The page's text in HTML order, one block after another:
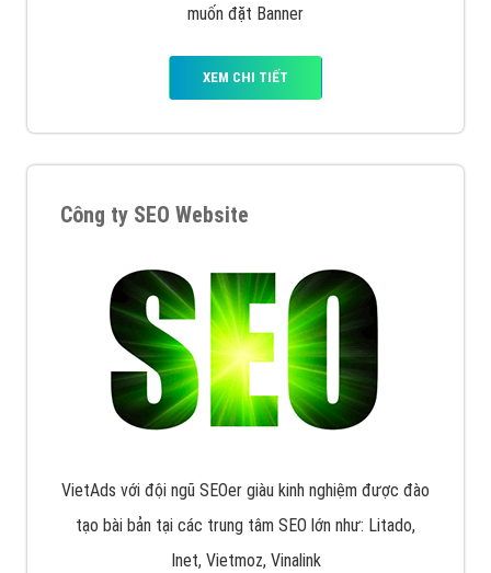
muốn đặt Banner
XEM CHI TIẾT
Công ty SEO Website
VietAds với đội ngũ SEOer giàu kinh nghiệm được đào
tạo bài bản tại các trung tâm SEO lớn như: Litado,
Inet, Vietmoz, Vinalink